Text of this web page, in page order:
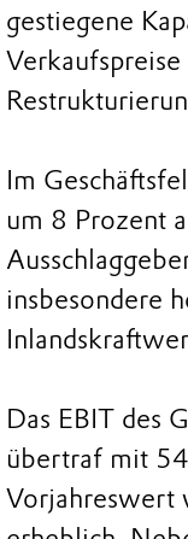
gestiegene
Im
um 8 Prozent
insbesondere
Das EBIT des
übertraf mit
Vorjahreswert